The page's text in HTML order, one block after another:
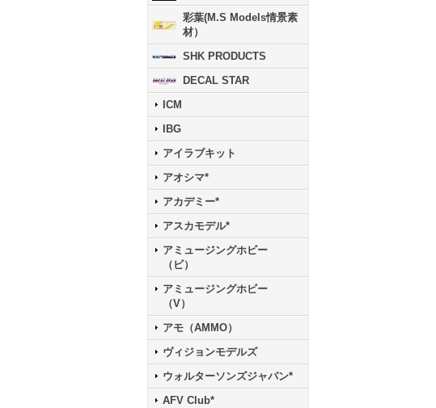
彩葉(M.S Models情景素
材）
SHK PRODUCTS
DECAL STAR
ICM
IBG
アイラブキット
アオシマ*
アカデミー*
アスカモデル*
アミュージングホビー
（ビ）
アミュージングホビー
（V）
アモ（AMMO）
ヴィジョンモデルズ
ウォルターソンズジャパン*
AFV Club*